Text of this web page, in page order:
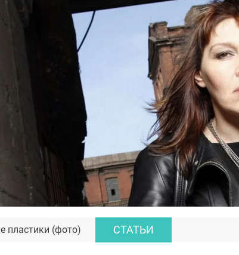
пластики (фото) СТАТЬИ